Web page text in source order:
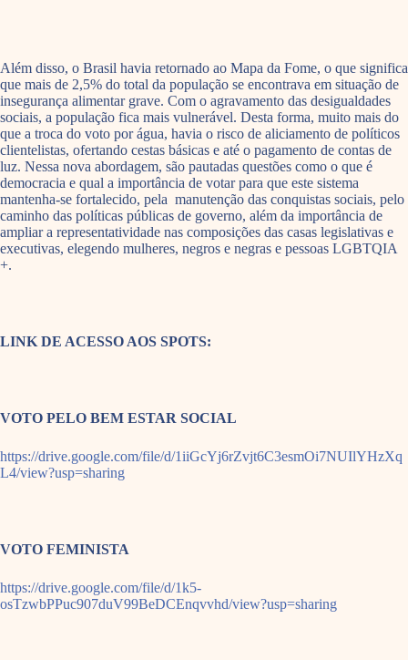
Além disso, o Brasil havia retornado ao Mapa da Fome, o que significa
que mais de 2,5% do total da população se encontrava em situação de
insegurança alimentar grave. Com o agravamento das desigualdades
sociais, a população fica mais vulnerável. Desta forma, muito mais do
que a troca do voto por água, havia o risco de aliciamento de políticos
clientelistas, ofertando cestas básicas e até o pagamento de contas de
luz. Nessa nova abordagem, são pautadas questões como o que é
democracia e qual a importância de votar para que este sistema
mantenha-se fortalecido, pela manutenção das conquistas sociais, pelo
caminho das políticas públicas de governo, além da importância de
ampliar a representatividade nas composições das casas legislativas e
executivas, elegendo mulheres, negros e negras e pessoas LGBTQIA
+.
LINK DE ACESSO AOS SPOTS:
VOTO PELO BEM ESTAR SOCIAL
https://drive.google.com/file/d/1iiGcYj6rZvjt6C3esmOi7NUIlYHzXq
L4/view?usp=sharing
VOTO FEMINISTA
https://drive.google.com/file/d/1k5-
osTzwbPPuc907duV99BeDCEnqvvhd/view?usp=sharing